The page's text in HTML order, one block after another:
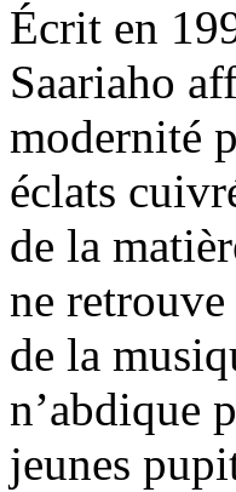
Écrit en
Saariaho
modernité
éclats
de la
ne retrouve
de la
n’abdique
jeunes